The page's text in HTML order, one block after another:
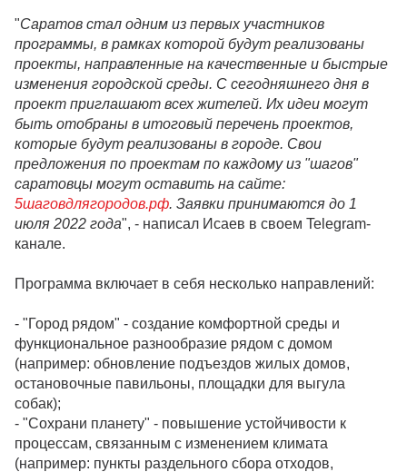
"Саратов стал одним из первых участников
программы, в рамках которой будут реализованы
проекты, направленные на качественные и быстрые
изменения городской среды. С сегодняшнего дня в
проект приглашают всех жителей. Их идеи могут
быть отобраны в итоговый перечень проектов,
которые будут реализованы в городе. Свои
предложения по проектам по каждому из "шагов"
саратовцы могут оставить на сайте:
5шаговдлягородов.рф. Заявки принимаются до 1
июля 2022 года", - написал Исаев в своем Telegram-
канале.
Программа включает в себя несколько направлений:
- "Город рядом" - создание комфортной среды и
функциональное разнообразие рядом с домом
(например: обновление подъездов жилых домов,
остановочные павильоны, площадки для выгула
собак);
- "Сохрани планету" - повышение устойчивости к
процессам, связанным с изменением климата
(например: пункты раздельного сбора отходов,